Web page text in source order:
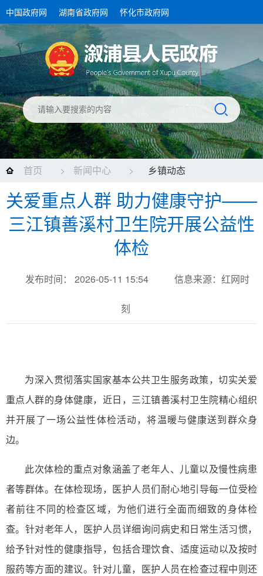
中国政府网 湖南省政府网 怀化市政府网
首页 > 新闻中心 > 乡镇动态
关爱重点人群 助力健康守护——
三江镇善溪村卫生院开展公益性
体检
发布时间： 2026-05-11 15:54 信息来源：红网时
刻
为深入贯彻落实国家基本公共卫生服务政策，切实关爱
重点人群的身体健康，近日，三江镇善溪村卫生院精心组织
并开展了一场公益性体检活动，将温暖与健康送到群众身
边。
此次体检的重点对象涵盖了老年人、儿童以及慢性病患
者等群体。在体检现场，医护人员们耐心地引导每一位受检
者前往不同的检查区域，为他们进行全面而细致的身体检
查。针对老年人，医护人员详细询问病史和日常生活习惯，
给予针对性的健康指导，包括合理饮食、适度运动以及按时
服药等方面的建议。针对儿童，医护人员在检查过程中则还